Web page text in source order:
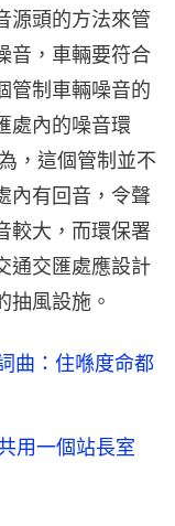
源頭的方法來管
音，車輛要符合
管制車輛噪音的
處內的噪音環
，這個管制並不
內有回音，令聲
較大，而環保署
通交匯處應設計
抽風設施。
曲：住喺度命都
用一個站長室